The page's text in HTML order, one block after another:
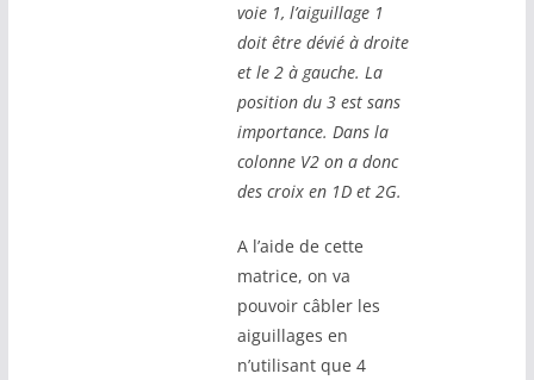
voie 1, l’aiguillage 1
doit être dévié à droite
et le 2 à gauche. La
position du 3 est sans
importance. Dans la
colonne V2 on a donc
des croix en 1D et 2G.
A l’aide de cette
matrice, on va
pouvoir câbler les
aiguillages en
n’utilisant que 4